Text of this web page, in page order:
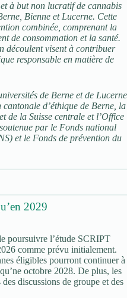
à but non lucratif de cannabis
Bienne et Lucerne. Cette
combinée, comprenant la
de consommation et la santé.
découlent visent à contribuer
responsable en matière de
de Berne et de Lucerne
d’éthique de Berne, la
de la Suisse centrale et l’Office
par le Fonds national
et le Fonds de prévention du
2029
poursuivre l’étude SCRIPT
comme prévu initialement.
éligibles pourront continuer à
octobre 2028. De plus, les
discussions de groupe et des